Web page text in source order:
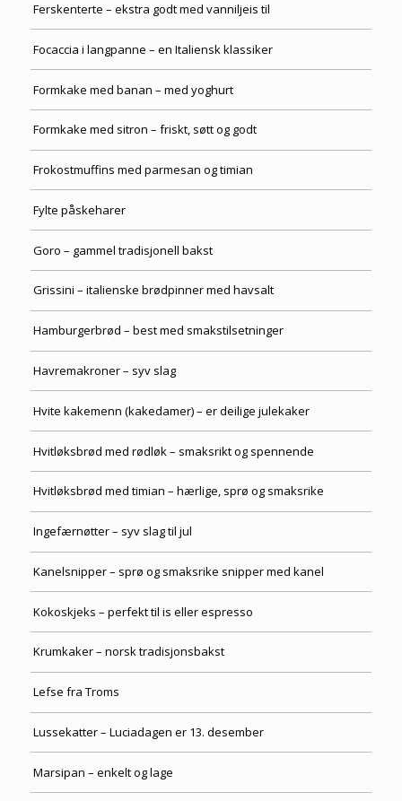
Ferskenterte – ekstra godt med vanniljeis til
Focaccia i langpanne – en Italiensk klassiker
Formkake med banan – med yoghurt
Formkake med sitron – friskt, søtt og godt
Frokostmuffins med parmesan og timian
Fylte påskeharer
Goro – gammel tradisjonell bakst
Grissini – italienske brødpinner med havsalt
Hamburgerbrød – best med smakstilsetninger
Havremakroner – syv slag
Hvite kakemenn (kakedamer) – er deilige julekaker
Hvitløksbrød med rødløk – smaksrikt og spennende
Hvitløksbrød med timian – hærlige, sprø og smaksrike
Ingefærnøtter – syv slag til jul
Kanelsnipper – sprø og smaksrike snipper med kanel
Kokoskjeks – perfekt til is eller espresso
Krumkaker – norsk tradisjonsbakst
Lefse fra Troms
Lussekatter – Luciadagen er 13. desember
Marsipan – enkelt og lage